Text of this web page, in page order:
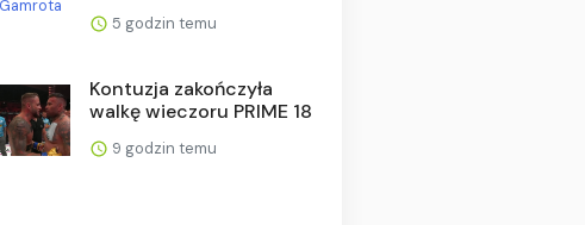
5 godzin temu
Kontuzja zakończyła
walkę wieczoru PRIME 18
9 godzin temu